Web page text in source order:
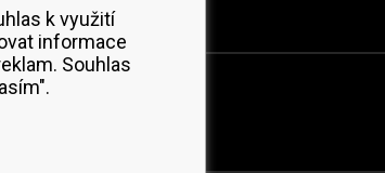
k využití
informace
Souhlas